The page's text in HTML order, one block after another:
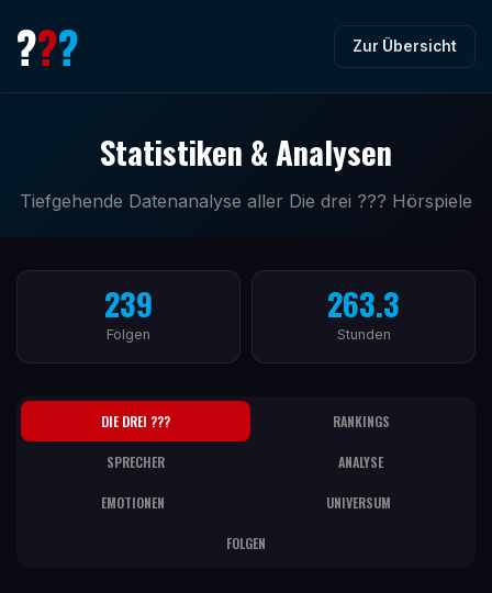
??? Zur Übersicht
Statistiken & Analysen
Tiefgehende Datenanalyse aller Die drei ??? Hörspiele
239
Folgen
263.3
Stunden
DIE DREI ??? RANKINGS
SPRECHER ANALYSE
EMOTIONEN UNIVERSUM
FOLGEN